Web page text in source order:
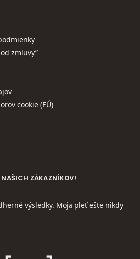
zmluvy”
cookie (EÚ)
ZÁKAZNÍKOV!
výsledky. Moja pleť ešte nikdy